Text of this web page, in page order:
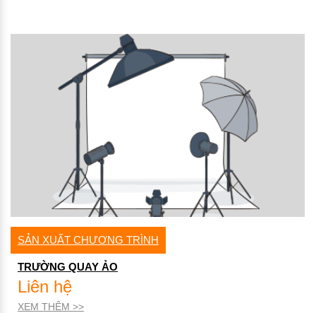
SẢN XUẤT CHƯƠNG TRÌNH
TRƯỜNG QUAY ẢO
Liên hệ
XEM THÊM >>